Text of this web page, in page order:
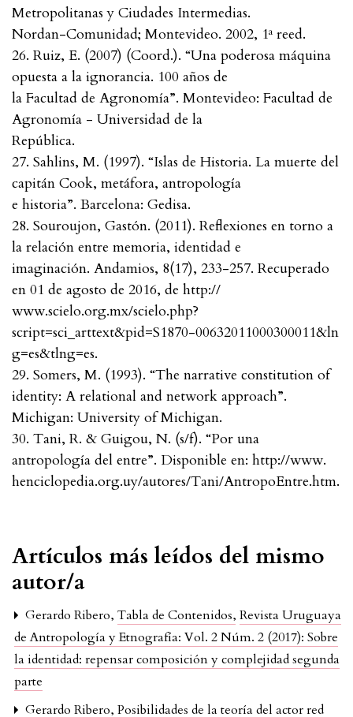
Metropolitanas y Ciudades Intermedias.
Nordan-Comunidad; Montevideo. 2002, 1ª reed.
26. Ruiz, E. (2007) (Coord.). “Una poderosa máquina
opuesta a la ignorancia. 100 años de
la Facultad de Agronomía”. Montevideo: Facultad de
Agronomía - Universidad de la
República.
27. Sahlins, M. (1997). “Islas de Historia. La muerte del
capitán Cook, metáfora, antropología
e historia”. Barcelona: Gedisa.
28. Souroujon, Gastón. (2011). Reflexiones en torno a
la relación entre memoria, identidad e
imaginación. Andamios, 8(17), 233-257. Recuperado
en 01 de agosto de 2016, de http://
www.scielo.org.mx/scielo.php?
script=sci_arttext&pid=S1870-00632011000300011&ln
g=es&tlng=es.
29. Somers, M. (1993). “The narrative constitution of
identity: A relational and network approach”.
Michigan: University of Michigan.
30. Tani, R. & Guigou, N. (s/f). “Por una
antropología del entre”. Disponible en: http://www.
henciclopedia.org.uy/autores/Tani/AntropoEntre.htm.
Artículos más leídos del mismo
autor/a
Gerardo Ribero, Tabla de Contenidos, Revista Uruguaya
de Antropología y Etnografía: Vol. 2 Núm. 2 (2017): Sobre
la identidad: repensar composición y complejidad segunda
parte
Gerardo Ribero, Posibilidades de la teoría del actor red